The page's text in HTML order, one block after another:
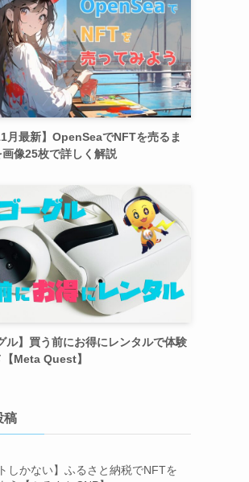
月最新】OpenSeaでNFTを売るま
像25枚で詳しく解説
ル】買う前にお得にレンタルで体験
Meta Quest】
稿
しかない】ふるさと納税でNFTを